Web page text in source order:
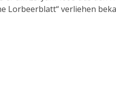
Lorbeerblatt“ verliehen